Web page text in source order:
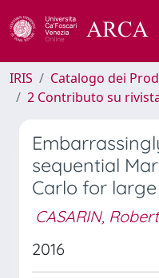
IRIS
Catalogo dei
2 Contributo su
sequential
Carlo for
CASARIN,
2016